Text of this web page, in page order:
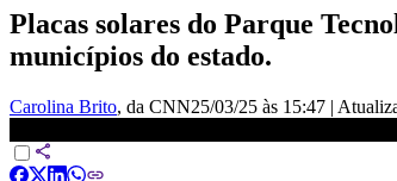
Placas solares do Parque
municípios do estado.
Carolina Brito, da CNN25/03/25 às 15:47 |